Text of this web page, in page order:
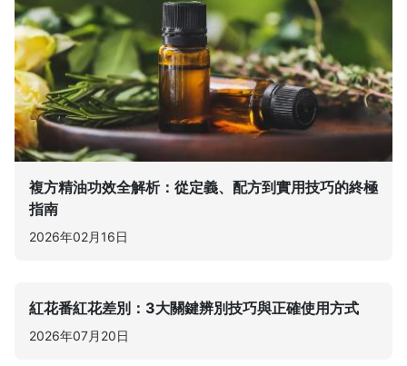
複方精油功效全解析：從定義、配方到實用技巧的終極
指南
2026年02月16日
紅花番紅花差別：3大關鍵辨別技巧與正確使用方式
2026年07月20日